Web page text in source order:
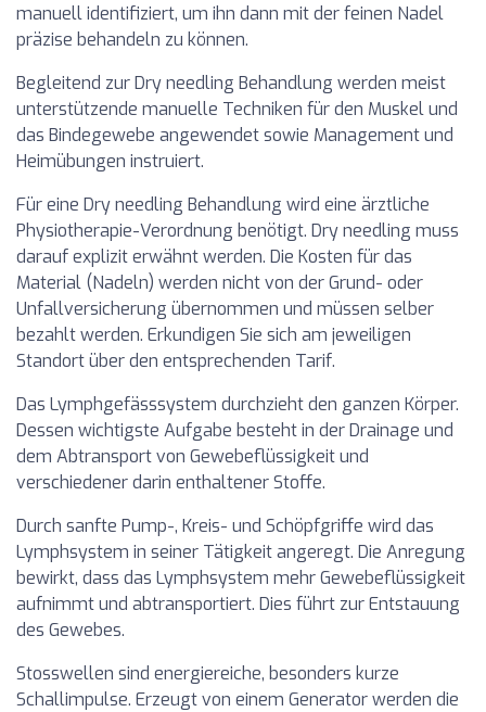
manuell identifiziert, um ihn dann mit der feinen Nadel
präzise behandeln zu können.
Begleitend zur Dry needling Behandlung werden meist
unterstützende manuelle Techniken für den Muskel und
das Bindegewebe angewendet sowie Management und
Heimübungen instruiert.
Für eine Dry needling Behandlung wird eine ärztliche
Physiotherapie-Verordnung benötigt. Dry needling muss
darauf explizit erwähnt werden. Die Kosten für das
Material (Nadeln) werden nicht von der Grund- oder
Unfallversicherung übernommen und müssen selber
bezahlt werden. Erkundigen Sie sich am jeweiligen
Standort über den entsprechenden Tarif.
Das Lymphgefässsystem durchzieht den ganzen Körper.
Dessen wichtigste Aufgabe besteht in der Drainage und
dem Abtransport von Gewebeflüssigkeit und
verschiedener darin enthaltener Stoffe.
Durch sanfte Pump-, Kreis- und Schöpfgriffe wird das
Lymphsystem in seiner Tätigkeit angeregt. Die Anregung
bewirkt, dass das Lymphsystem mehr Gewebeflüssigkeit
aufnimmt und abtransportiert. Dies führt zur Entstauung
des Gewebes.
Stosswellen sind energiereiche, besonders kurze
Schallimpulse. Erzeugt von einem Generator werden die